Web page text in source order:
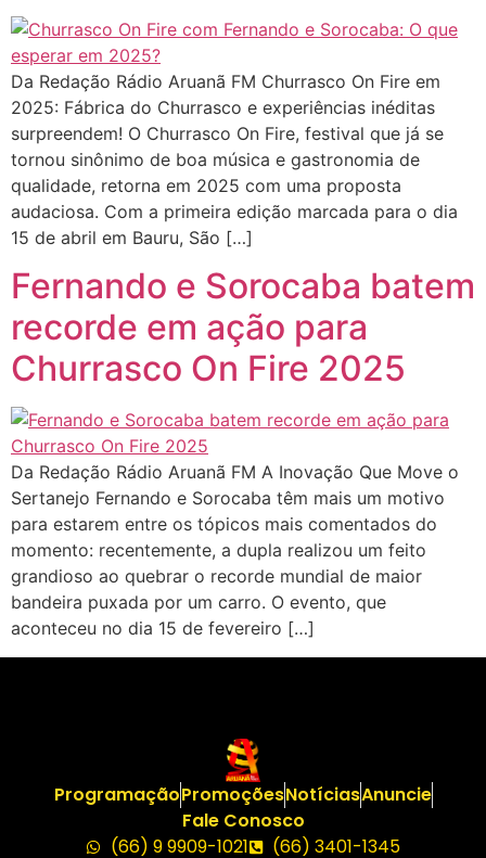
Da Redação Rádio Aruanã FM Churrasco On Fire em
2025: Fábrica do Churrasco e experiências inéditas
surpreendem! O Churrasco On Fire, festival que já se
tornou sinônimo de boa música e gastronomia de
qualidade, retorna em 2025 com uma proposta
audaciosa. Com a primeira edição marcada para o dia
15 de abril em Bauru, São […]
Fernando e Sorocaba batem
recorde em ação para
Churrasco On Fire 2025
Da Redação Rádio Aruanã FM A Inovação Que Move o
Sertanejo Fernando e Sorocaba têm mais um motivo
para estarem entre os tópicos mais comentados do
momento: recentemente, a dupla realizou um feito
grandioso ao quebrar o recorde mundial de maior
bandeira puxada por um carro. O evento, que
aconteceu no dia 15 de fevereiro […]
ProgramaçãoPromoçõesNotíciasAnuncie
Fale Conosco
(66) 9 9909-1021
(66) 3401-1345